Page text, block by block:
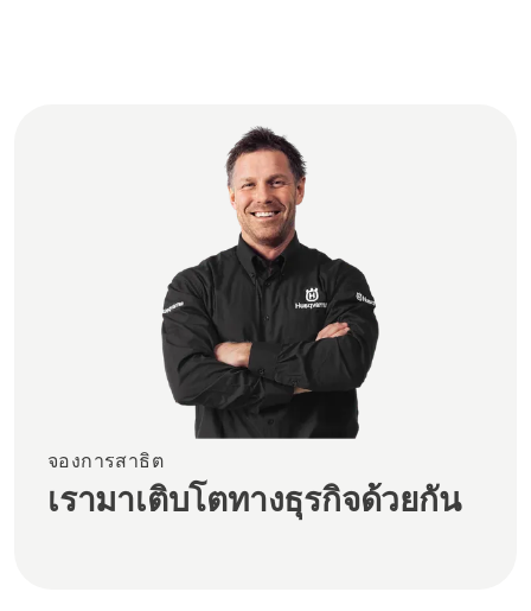
จองการสาธิต
เรามาเติบโตทางธุรกิจด้วยกัน